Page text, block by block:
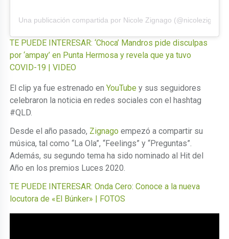
Una publicación compartida por Nicole Zignago
TE PUEDE INTERESAR: ‘Choca’ Mandros pide disculpas
por ‘ampay’ en Punta Hermosa y revela que ya tuvo
COVID-19 | VIDEO
El clip ya fue estrenado enYouTube y sus seguidores
celebraron la noticia en redes sociales con el hashtag
#QLD.
Desde el año pasado, Zignago empezó a compartir su
música, tal como “La Ola”, “Feelings” y “Preguntas”.
Además, su segundo tema ha sido nominado al Hit del
Año en los premios Luces 2020.
TE PUEDE INTERESAR: Onda Cero: Conoce a la nueva
locutora de «El Búnker» | FOTOS